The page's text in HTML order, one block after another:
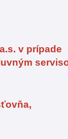
v prípade